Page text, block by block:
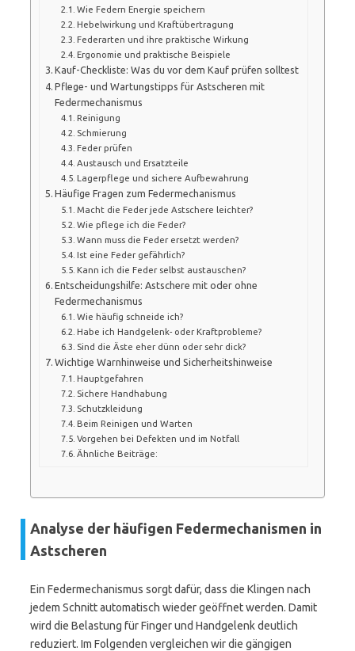
Wie Federn Energie speichern
Hebelwirkung und Kraftübertragung
Federarten und ihre praktische Wirkung
Ergonomie und praktische Beispiele
Kauf-Checkliste: Was du vor dem Kauf prüfen solltest
Pflege- und Wartungstipps für Astscheren mit
Federmechanismus
Reinigung
Schmierung
Feder prüfen
Austausch und Ersatzteile
Lagerpflege und sichere Aufbewahrung
Häufige Fragen zum Federmechanismus
Macht die Feder jede Astschere leichter?
Wie pflege ich die Feder?
Wann muss die Feder ersetzt werden?
Ist eine Feder gefährlich?
Kann ich die Feder selbst austauschen?
Entscheidungshilfe: Astschere mit oder ohne
Federmechanismus
Wie häufig schneide ich?
Habe ich Handgelenk- oder Kraftprobleme?
Sind die Äste eher dünn oder sehr dick?
Wichtige Warnhinweise und Sicherheitshinweise
Hauptgefahren
Sichere Handhabung
Schutzkleidung
Beim Reinigen und Warten
Vorgehen bei Defekten und im Notfall
Ähnliche Beiträge:
Analyse der häufigen Federmechanismen in
Astscheren
Ein Federmechanismus sorgt dafür, dass die Klingen nach
jedem Schnitt automatisch wieder geöffnet werden. Damit
wird die Belastung für Finger und Handgelenk deutlich
reduziert. Im Folgenden vergleichen wir die gängigen